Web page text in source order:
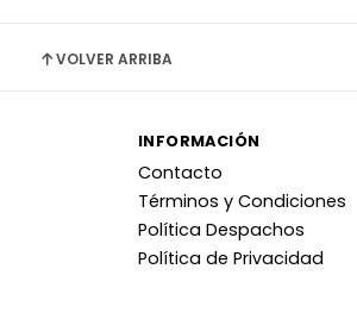
VOLVER ARRIBA
INFORMACIÓN
Contacto
Términos y Condiciones
Política Despachos
Política de Privacidad